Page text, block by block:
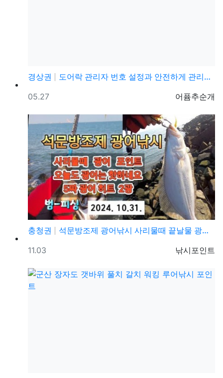
경상권
도어락 관리자 번호 설정과 안전하게 관리하는 방법
등록자
어퓸추순개
등록일
05.27
충청권
석문방조제 광어낚시 사리물때 끝날물 광어포인트 추천
등록자
낚시포인트
등록일
11.03